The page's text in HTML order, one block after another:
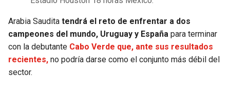
Arabia Saudita tendrá el reto de enfrentar a dos
campeones del mundo, Uruguay y España para terminar
con la debutante Cabo Verde que, ante sus resultados
recientes, no podría darse como el conjunto más débil del
sector.